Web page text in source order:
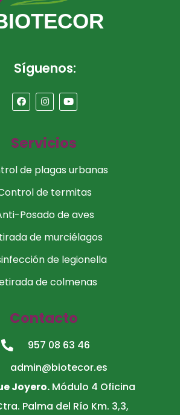
Síguenos:
Servicios
de plagas urbanas
de termitas
Posado de aves
de murciélagos
de legionella
de colmenas
Contacto
957 08 63 46
admin@biotecor.es
Joyero.Módulo 4 Oficina
Palma del Río Km. 3,3,